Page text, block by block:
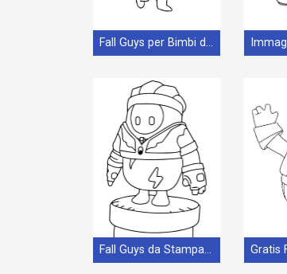
Fall Guys per Bimbi di 4 Anni
Fall Guys da Stampare